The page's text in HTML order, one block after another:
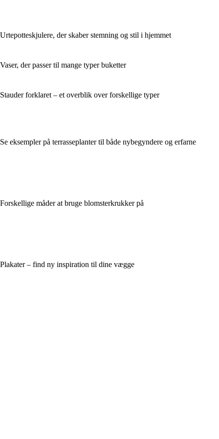
Urtepotteskjulere, der skaber stemning og stil i hjemmet
Vaser, der passer til mange typer buketter
Stauder forklaret – et overblik over forskellige typer
Se eksempler på terrasseplanter til både nybegyndere og erfarne
Forskellige måder at bruge blomsterkrukker på
Plakater – find ny inspiration til dine vægge